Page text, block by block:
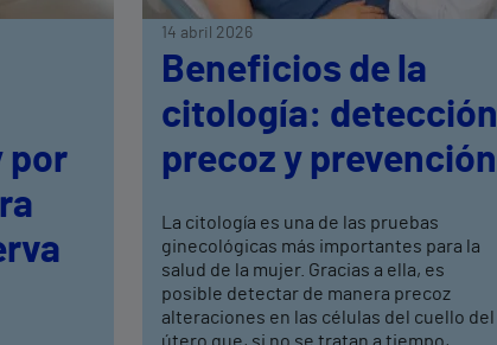
por
14 abril 2026
Beneficios de la
citología: detección
precoz y prevención
La citología es una de las pruebas
ginecológicas más importantes para la
salud de la mujer. Gracias a ella, es
posible detectar de manera precoz
alteraciones en las células del cuello del